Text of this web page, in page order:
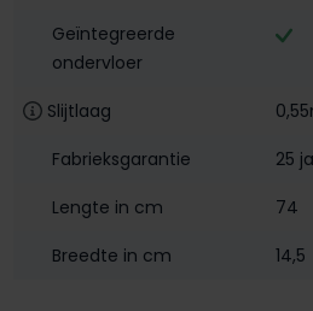
Geïntegreerde
ondervloer
Slijtlaag
Fabrieksgarantie
25
Lengte in cm
74
Breedte in cm
14,5